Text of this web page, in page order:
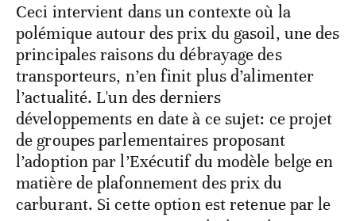
Ceci intervient dans un contexte où la
polémique autour des prix du gasoil, une des
principales raisons du débrayage des
transporteurs, n’en finit plus d’alimenter
l’actualité. L'un des derniers
développements en date à ce sujet: ce projet
de groupes parlementaires proposant
l’adoption par l’Exécutif du modèle belge en
matière de plafonnement des prix du
carburant. Si cette option est retenue par le